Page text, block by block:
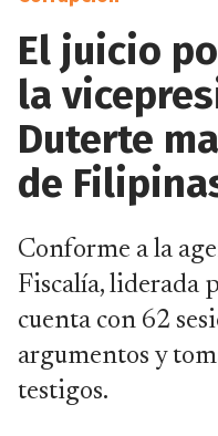
El juicio
la
Duterte
de
Conforme a la
Fiscalía, liderada
cuenta con 62
argumentos y
testigos.